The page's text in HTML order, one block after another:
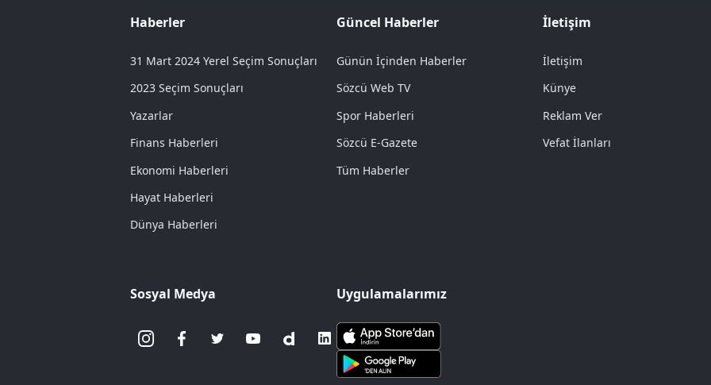
Haberler
31 Mart 2024 Yerel Seçim Sonuçları
2023 Seçim Sonuçları
Yazarlar
Finans Haberleri
Ekonomi Haberleri
Hayat Haberleri
Dünya Haberleri
Güncel Haberler
Günün İçinden Haberler
Sözcü Web TV
Spor Haberleri
Sözcü E-Gazete
Tüm Haberler
İletişim
İletişim
Künye
Reklam Ver
Vefat İlanları
Sosyal Medya Uygulamalarımız